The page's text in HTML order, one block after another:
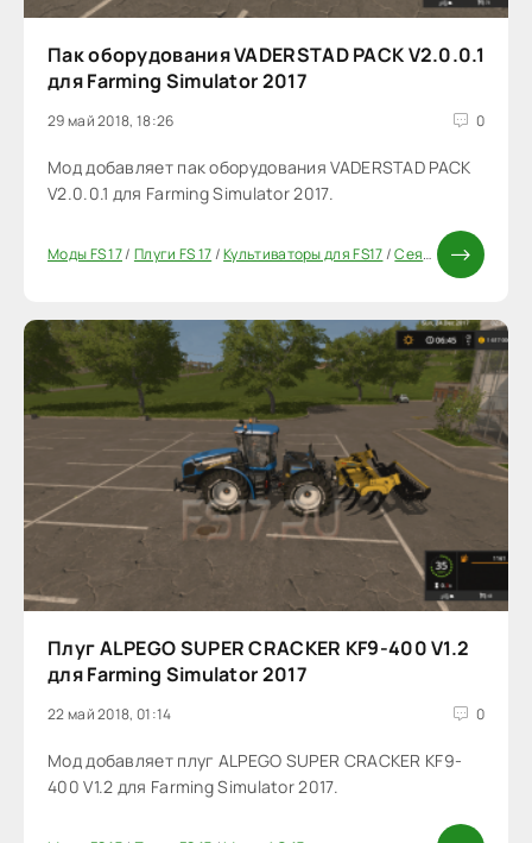
Пак оборудования VADERSTAD PACK V2.0.0.1
для Farming Simulator 2017
29 май 2018, 18:26 0
Мод добавляет пак оборудования VADERSTAD PACK
V2.0.0.1 для Farming Simulator 2017.
Моды FS 17/ Плуги FS 17/Культиваторы для FS17/Сеяляки для FS 17
Плуг ALPEGO SUPER CRACKER KF9-400 V1.2
для Farming Simulator 2017
22 май 2018, 01:14 0
Мод добавляет плуг ALPEGO SUPER CRACKER KF9-
400 V1.2 для Farming Simulator 2017.